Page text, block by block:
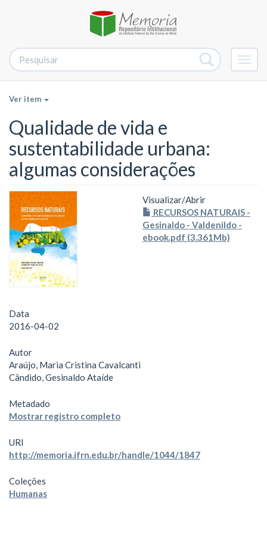
Ver item
Qualidade de vida e
sustentabilidade urbana:
algumas considerações
Visualizar/Abrir
RECURSOS NATURAIS -
Gesinaldo - Valdenildo -
ebook.pdf (3.361Mb)
Data
2016-04-02
Autor
Araújo, Maria Cristina Cavalcanti
Cândido, Gesinaldo Ataíde
Metadado
Mostrar registro completo
URI
http://memoria.ifrn.edu.br/handle/1044/1847
Coleções
Humanas